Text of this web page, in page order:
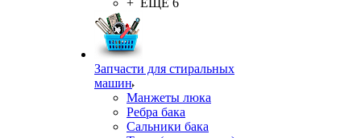
+ ЕЩЕ 6
Запчасти для стиральных
машин
Манжеты люка
Ребра бака
Сальники бака